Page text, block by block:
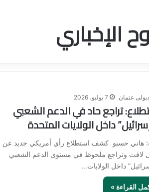
الإخباري
عتمان 7 يوليو، 2026
تراجع حاد في الدعم الشعبي
داخل الولايات المتحدة
هاني حسبو كشف استطلاع رأي أمريكي جديد عن
لافت وتراجع ملحوظ في مستوى الدعم الشعبي
داخل الولايات…
القراءة »